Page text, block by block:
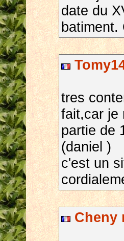
date du
batiment.
tres
fait,car je
partie de
(daniel )
c'est un
Cheny